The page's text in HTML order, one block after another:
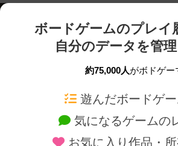
ボードゲームのプレイ
自分のデータを管
約75,000人がボドゲー
遊んだボードゲ
気になるゲームの
お気に入り作品・
ボードゲームを検索する